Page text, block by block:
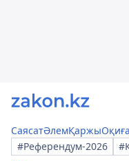
СаясатӘлемҚаржыОқиға
#Референдум-2026